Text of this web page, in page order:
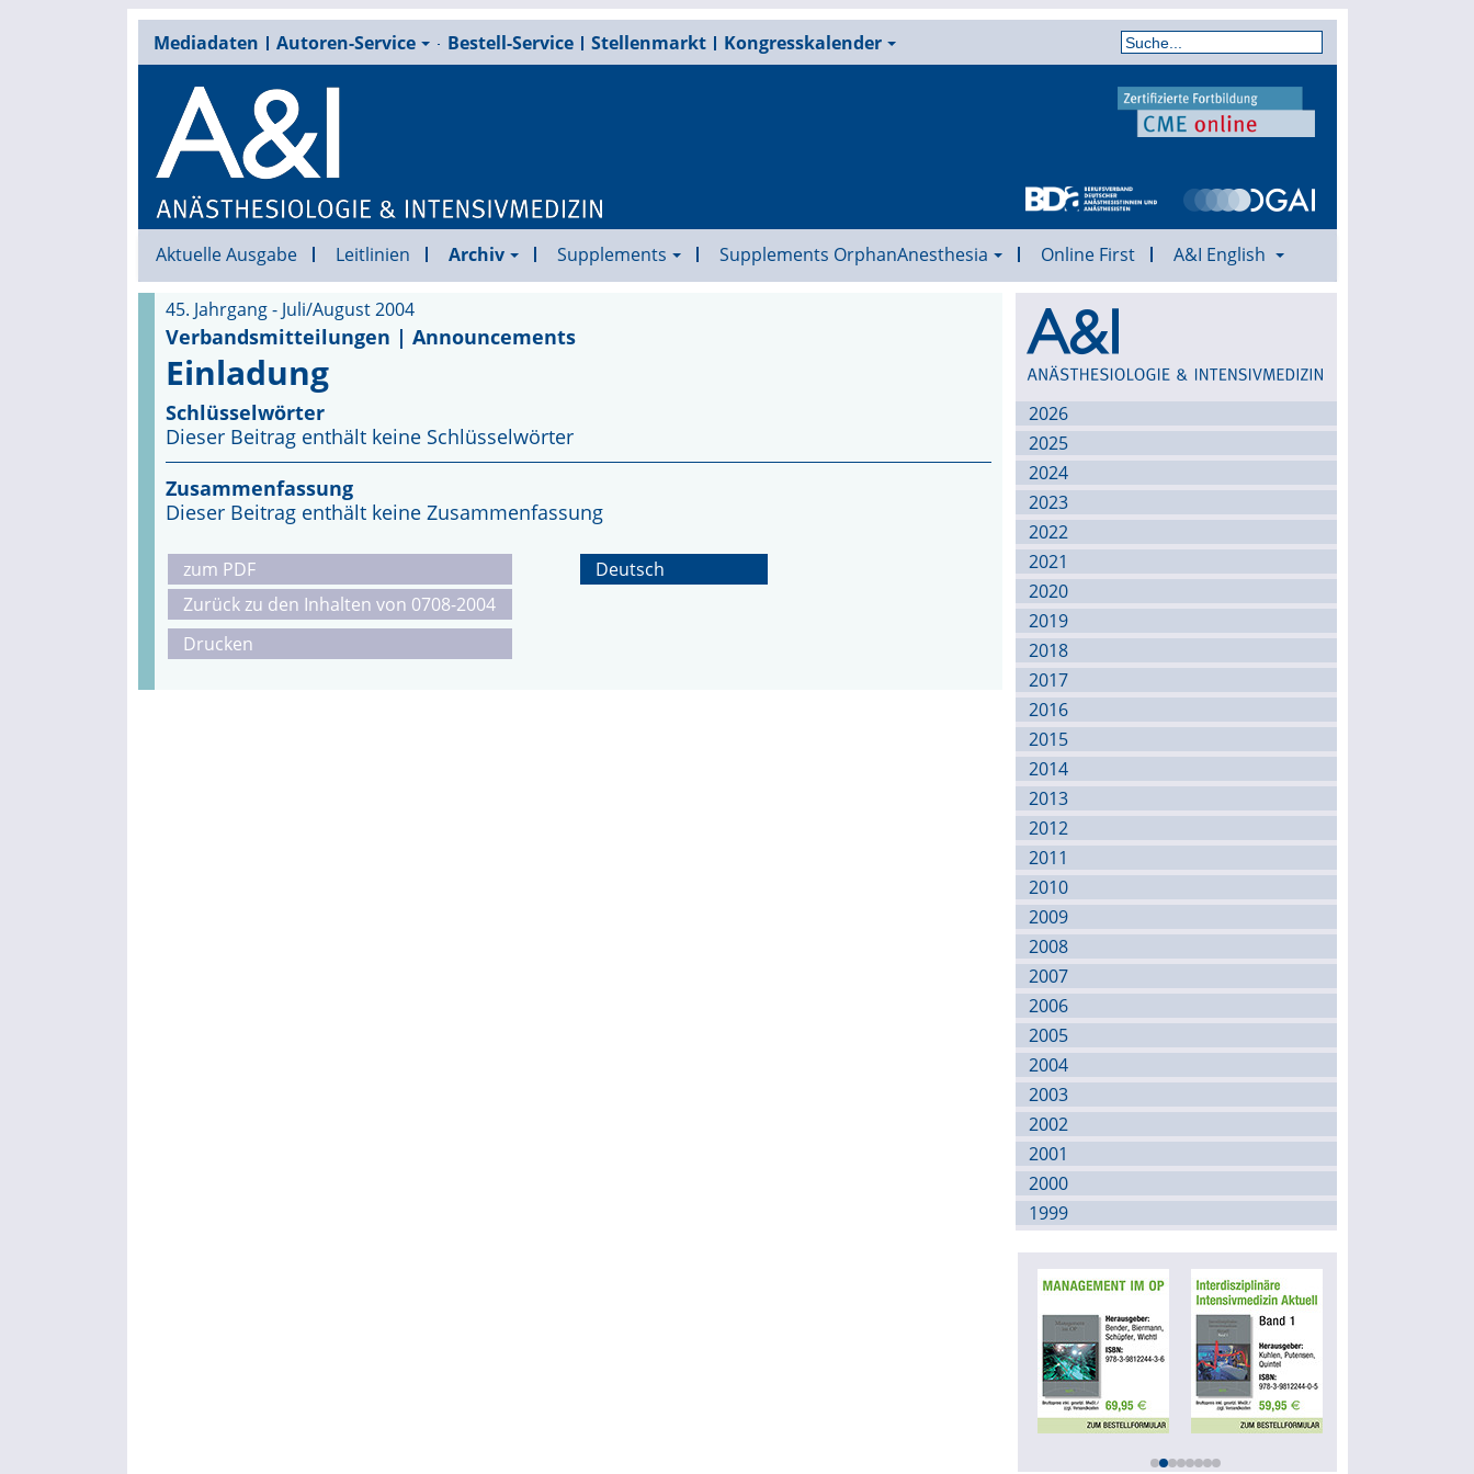
Mediadaten Autoren-Service Bestell-Service Stellenmarkt Kongresskalender
Aktuelle Ausgabe Leitlinien Archiv Supplements Supplements OrphanAnesthesia Online First A&I English
45. Jahrgang - Juli/August 2004
Verbandsmitteilungen | Announcements
Einladung
Schlüsselwörter
Dieser Beitrag enthält keine Schlüsselwörter
Zusammenfassung
Dieser Beitrag enthält keine Zusammenfassung
zum PDF
Zurück zu den Inhalten von 0708-2004
Drucken
Deutsch
Archiv
2026
2025
2024
2023
2022
2021
2020
2019
2018
2017
2016
2015
2014
2013
2012
2011
2010
2009
2008
2007
2006
2005
2004
2003
2002
2001
2000
1999